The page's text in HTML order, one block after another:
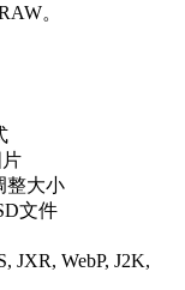
。
整大小
文件
JXR, WebP, J2K,